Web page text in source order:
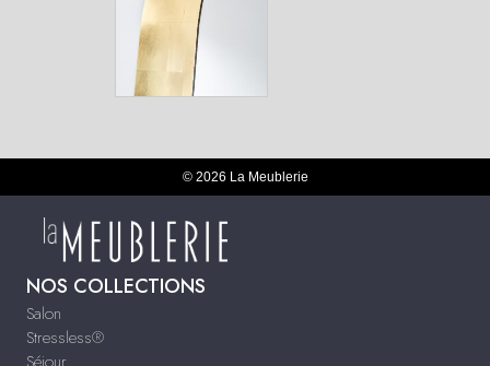
© 2026 La Meublerie
NOS COLLECTIONS
Salon
Stressless®
Séjour